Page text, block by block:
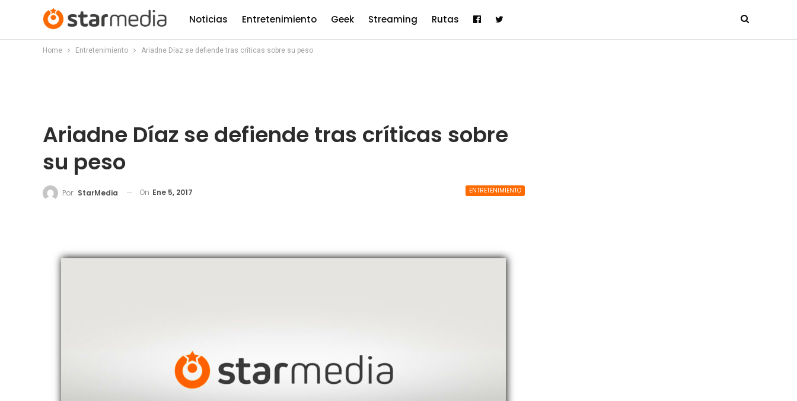
Noticias Entretenimiento Geek Streaming Rutas
Home Entretenimiento Ariadne Díaz se defiende tras críticas sobre su peso
Ariadne Díaz se defiende tras críticas sobre
su peso
ENTRETENIMIENTO
Por: StarMedia On Ene 5, 2017